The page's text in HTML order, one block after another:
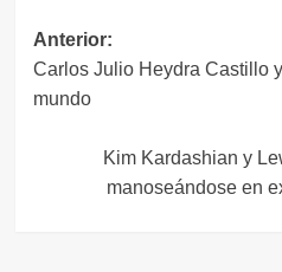
Navegación
de
Anterior:
Carlos Julio Heydra Castillo
mundo
Kim Kardashian y
manoseándose en